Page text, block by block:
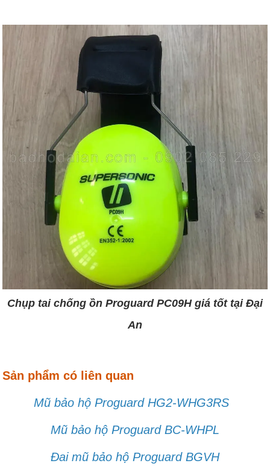
Chụp tai chống ồn Proguard PC09H giá tốt tại Đại
An
Sản phẩm có liên quan
Mũ bảo hộ Proguard HG2-WHG3RS
Mũ bảo hộ Proguard BC-WHPL
Đai mũ bảo hộ Proguard BGVH